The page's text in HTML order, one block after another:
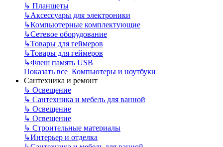
↳ Планшеты
↳Аксессуары для электроники
↳Компьютерные комплектующие
↳Сетевое оборудование
↳Товары для геймеров
↳Товары для геймеров
↳Флеш память USB
Показать все Компьютеры и ноутбуки
Сантехника и ремонт
↳ Освещение
↳ Сантехника и мебель для ванной
↳ Освещение
↳ Освещение
↳ Строительные материалы
↳Интерьер и отделка